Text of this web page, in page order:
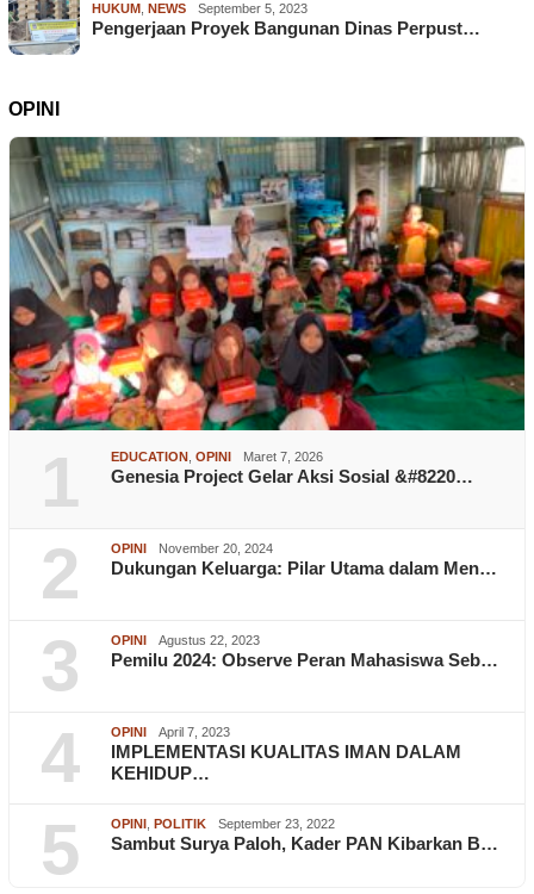
HUKUM NEWS September 5, 2023
Pengerjaan Proyek Bangunan Dinas Perpust…
OPINI
1 EDUCATION OPINI Maret 7, 2026
Genesia Project Gelar Aksi Sosial &#8220…
2 OPINI November 20, 2024
Dukungan Keluarga: Pilar Utama dalam Men…
3 OPINI Agustus 22, 2023
Pemilu 2024: Observe Peran Mahasiswa Seb…
4 OPINI April 7, 2023
IMPLEMENTASI KUALITAS IMAN DALAM
KEHIDUP…
5 OPINI POLITIK September 23, 2022
Sambut Surya Paloh, Kader PAN Kibarkan B…